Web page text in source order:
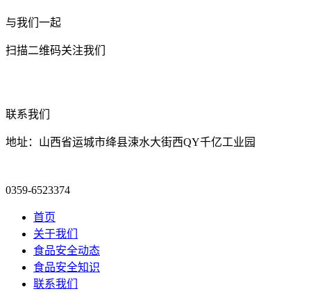
与我们一起
扫描二维码关注我们
联系我们
地址：山西省运城市绛县涑水大街西QY千亿工业园
0359-6523374
首页
关于我们
食品安全动态
食品安全知识
联系我们